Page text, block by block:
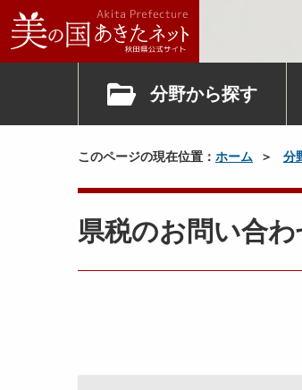
分野から探す
このページの現在位置： ホーム 分
県税のお問い合